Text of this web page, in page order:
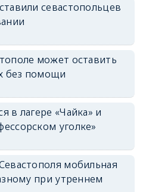
севастопольцев
может оставить
без помощи
в лагере «Чайка» и
уголке»
мобильная
при утреннем